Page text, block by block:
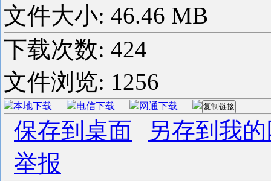
文件大小: 46.46 MB
下载次数: 424
文件浏览: 1256
本地下载 电信下载 网通下载 复制链接
保存到桌面
另存到我
举报